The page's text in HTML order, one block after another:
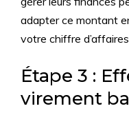
adapter ce montant
votre chiffre
Étape 3 :
virement